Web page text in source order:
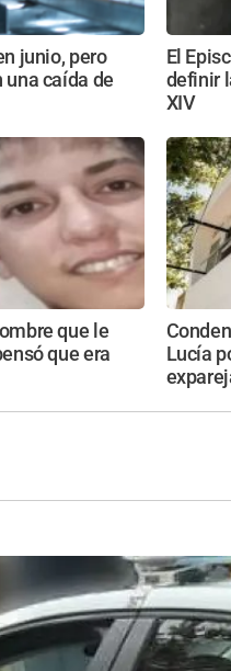
junio, pero
una caída de
El
definir
XIV
que le
que era
Lucía